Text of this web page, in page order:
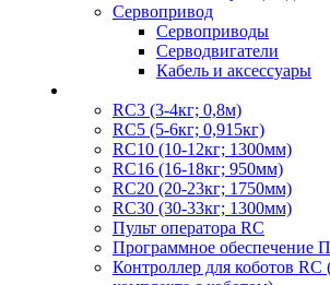
Сервопривод
Сервоприводы
Серводвигатели
Кабель и аксессуары
RC3 (3-4кг; 0,8м)
RC5 (5-6кг; 0,915кг)
RC10 (10-12кг; 1300мм)
RC16 (16-18кг; 950мм)
RC20 (20-23кг; 1750мм)
RC30 (30-33кг; 1300мм)
Пульт оператора RC
Программное обеспечение
Контроллер для коботов RC